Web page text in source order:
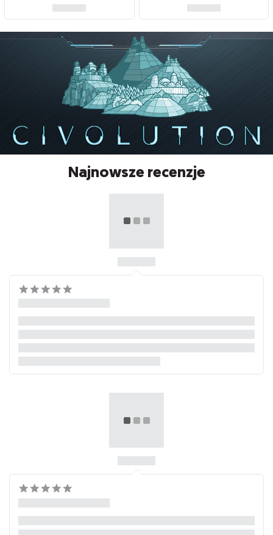
Najnowsze recenzje